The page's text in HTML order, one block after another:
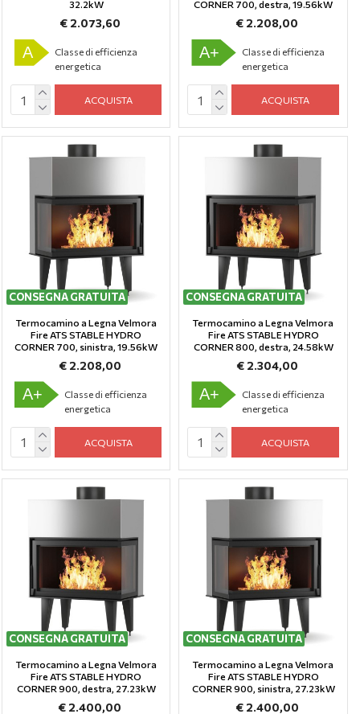
32.2kW
€ 2.073,60
A
Classe di efficienza
energetica
ACQUISTA
CORNER 700, destra, 19.56kW
€ 2.208,00
A+
Classe di efficienza
energetica
ACQUISTA
CONSEGNA GRATUITA
Termocamino a Legna Velmora
Fire ATS STABLE HYDRO
CORNER 700, sinistra, 19.56kW
€ 2.208,00
A+
Classe di efficienza
energetica
ACQUISTA
CONSEGNA GRATUITA
Termocamino a Legna Velmora
Fire ATS STABLE HYDRO
CORNER 800, destra, 24.58kW
€ 2.304,00
A+
Classe di efficienza
energetica
ACQUISTA
CONSEGNA GRATUITA
Termocamino a Legna Velmora
Fire ATS STABLE HYDRO
CORNER 900, destra, 27.23kW
€ 2.400,00
CONSEGNA GRATUITA
Termocamino a Legna Velmora
Fire ATS STABLE HYDRO
CORNER 900, sinistra, 27.23kW
€ 2.400,00